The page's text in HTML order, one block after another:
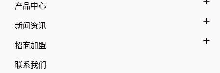
产品中心
新闻资讯
招商加盟
联系我们